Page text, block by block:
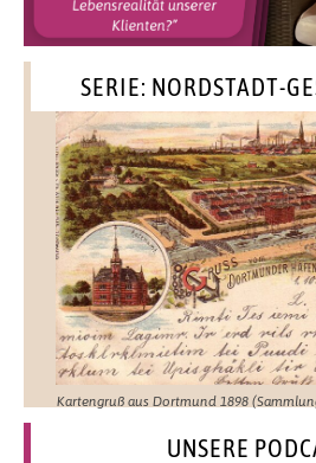
SERIE: NORDSTADT-
Kartengruß aus Dortmund 1898
UNSERE